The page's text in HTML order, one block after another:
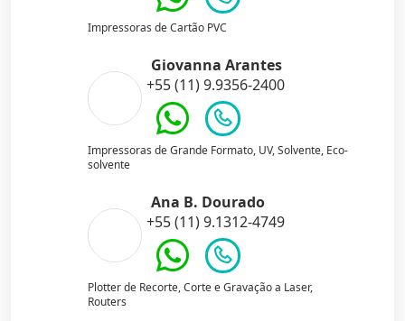
Impressoras de Cartão PVC
Giovanna Arantes
+55 (11) 9.9356-2400
Impressoras de Grande Formato, UV, Solvente, Eco-
solvente
Ana B. Dourado
+55 (11) 9.1312-4749
Plotter de Recorte, Corte e Gravação a Laser,
Routers